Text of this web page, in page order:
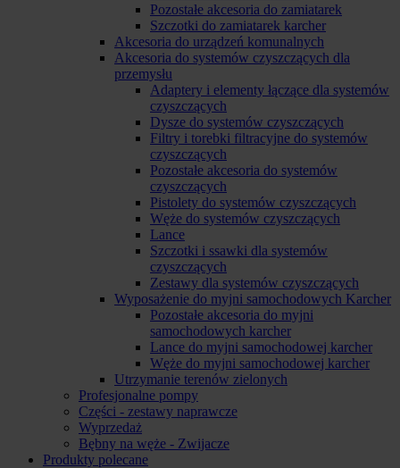
Pozostałe akcesoria do zamiatarek
Szczotki do zamiatarek karcher
Akcesoria do urządzeń komunalnych
Akcesoria do systemów czyszczących dla
przemysłu
Adaptery i elementy łączące dla systemów
czyszczących
Dysze do systemów czyszczących
Filtry i torebki filtracyjne do systemów
czyszczących
Pozostałe akcesoria do systemów
czyszczących
Pistolety do systemów czyszczących
Węże do systemów czyszczących
Lance
Szczotki i ssawki dla systemów
czyszczących
Zestawy dla systemów czyszczących
Wyposażenie do myjni samochodowych Karcher
Pozostałe akcesoria do myjni
samochodowych karcher
Lance do myjni samochodowej karcher
Węże do myjni samochodowej karcher
Utrzymanie terenów zielonych
Profesjonalne pompy
Części - zestawy naprawcze
Wyprzedaż
Bębny na węże - Zwijacze
Produkty polecane